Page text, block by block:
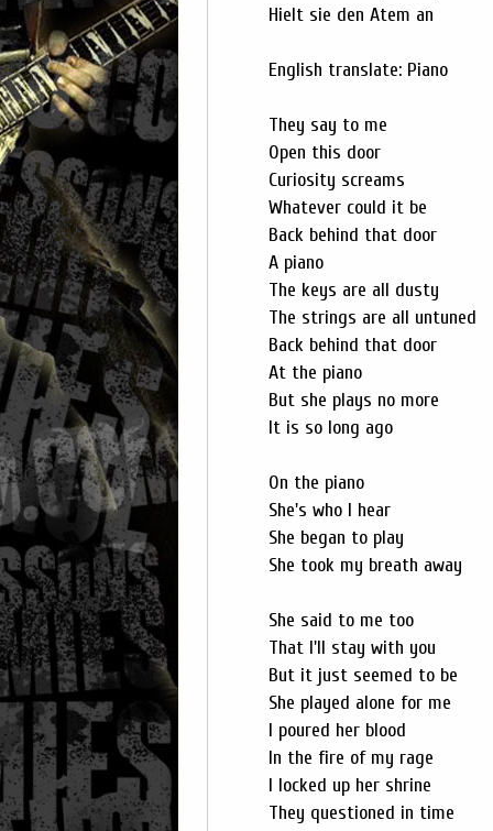
Hielt sie den Atem an
English translate: Piano
They say to me
Open this door
Curiosity screams
Whatever could it be
Back behind that door
A piano
The keys are all dusty
The strings are all untuned
Back behind that door
At the piano
But she plays no more
It is so long ago
On the piano
She's who I hear
She began to play
She took my breath away
She said to me too
That I'll stay with you
But it just seemed to be
She played alone for me
I poured her blood
In the fire of my rage
I locked up her shrine
They questioned in time